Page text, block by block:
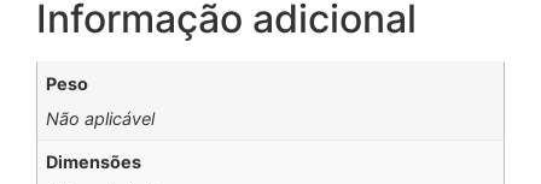
Informação adicional
Peso
Não aplicável
Dimensões